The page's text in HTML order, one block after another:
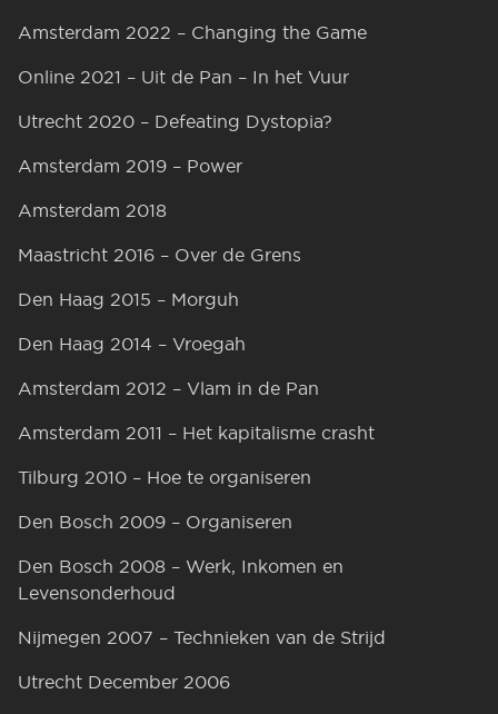
Amsterdam 2022 – Changing the Game
Online 2021 – Uit de Pan – In het Vuur
Utrecht 2020 – Defeating Dystopia?
Amsterdam 2019 – Power
Amsterdam 2018
Maastricht 2016 – Over de Grens
Den Haag 2015 – Morguh
Den Haag 2014 – Vroegah
Amsterdam 2012 – Vlam in de Pan
Amsterdam 2011 – Het kapitalisme crasht
Tilburg 2010 – Hoe te organiseren
Den Bosch 2009 – Organiseren
Den Bosch 2008 – Werk, Inkomen en
Levensonderhoud
Nijmegen 2007 – Technieken van de Strijd
Utrecht December 2006